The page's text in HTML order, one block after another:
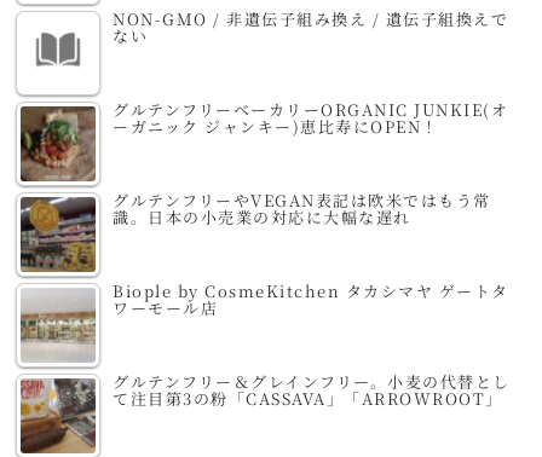
NON-GMO / 非遺伝子組み換え / 遺伝子組換えで
ない
グルテンフリーベーカリーORGANIC JUNKIE(オ
ーガニック ジャンキー)恵比寿にOPEN！
グルテンフリーやVEGAN表記は欧米ではもう常
識。日本の小売業の対応に大幅な遅れ
Biople by CosmeKitchen タカシマヤ ゲートタ
ワーモール店
グルテンフリー＆グレインフリー。小麦の代替とし
て注目第3の粉「CASSAVA」「ARROWROOT」